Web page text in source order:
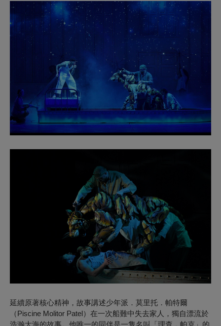
延續原著核心精神，故事講述少年派．莫里托．帕特爾
（Piscine Molitor Patel）在一次船難中失去家人，獨自漂流於
浩瀚大海的故事。他唯一的同伴是一隻名叫「理查．帕克」的